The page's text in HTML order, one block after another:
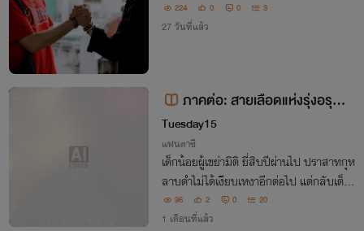
224 0 0 3
27 วันที่แล้ว
ภาคต่อ: สายเลือดแห่งรุ่งอรุณแ
ละรัตติกาล (The Heir of Dawn an
d Dusk)
Tuesday15
แฟนตาซี
เด็กน้อยผู้เขย่ามิติ ยี่สิบปีผ่านไป ปราสาทกุห
ลาบดำไม่ได้เงียบเหงาอีกต่อไป แต่กลับเต็มไ
ปด้วยพลังงานที่คาดเดาไม่ได้... นั่นคือ "เซริ
ส" (Seris) ทายาทเพียงหนึ่งเดียวของเลออ
96 2 0 20
1 เดือนที่แล้ว